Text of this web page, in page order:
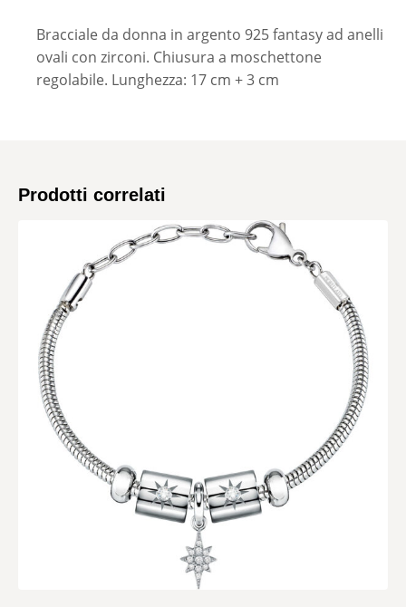
Bracciale da donna in argento 925 fantasy ad anelli
ovali con zirconi. Chiusura a moschettone
regolabile. Lunghezza: 17 cm + 3 cm
Prodotti correlati